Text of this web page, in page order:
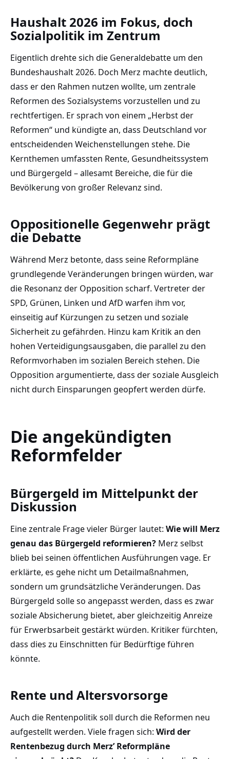
Haushalt 2026 im Fokus, doch
Sozialpolitik im Zentrum
Eigentlich drehte sich die Generaldebatte um den
Bundeshaushalt 2026. Doch Merz machte deutlich,
dass er den Rahmen nutzen wollte, um zentrale
Reformen des Sozialsystems vorzustellen und zu
rechtfertigen. Er sprach von einem „Herbst der
Reformen“ und kündigte an, dass Deutschland vor
entscheidenden Weichenstellungen stehe. Die
Kernthemen umfassten Rente, Gesundheitssystem
und Bürgergeld – allesamt Bereiche, die für die
Bevölkerung von großer Relevanz sind.
Oppositionelle Gegenwehr prägt
die Debatte
Während Merz betonte, dass seine Reformpläne
grundlegende Veränderungen bringen würden, war
die Resonanz der Opposition scharf. Vertreter der
SPD, Grünen, Linken und AfD warfen ihm vor,
einseitig auf Kürzungen zu setzen und soziale
Sicherheit zu gefährden. Hinzu kam Kritik an den
hohen Verteidigungsausgaben, die parallel zu den
Reformvorhaben im sozialen Bereich stehen. Die
Opposition argumentierte, dass der soziale Ausgleich
nicht durch Einsparungen geopfert werden dürfe.
Die angekündigten
Reformfelder
Bürgergeld im Mittelpunkt der
Diskussion
Eine zentrale Frage vieler Bürger lautet: Wie will Merz
genau das Bürgergeld reformieren? Merz selbst
blieb bei seinen öffentlichen Ausführungen vage. Er
erklärte, es gehe nicht um Detailmaßnahmen,
sondern um grundsätzliche Veränderungen. Das
Bürgergeld solle so angepasst werden, dass es zwar
soziale Absicherung bietet, aber gleichzeitig Anreize
für Erwerbsarbeit gestärkt würden. Kritiker fürchten,
dass dies zu Einschnitten für Bedürftige führen
könnte.
Rente und Altersvorsorge
Auch die Rentenpolitik soll durch die Reformen neu
aufgestellt werden. Viele fragen sich: Wird der
Rentenbezug durch Merz’ Reformpläne